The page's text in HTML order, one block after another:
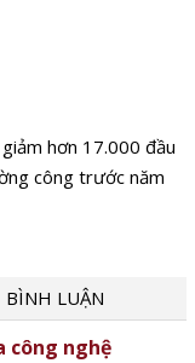
hơn 17.000 đầu
công trước năm
BÌNH LUẬN
công nghệ